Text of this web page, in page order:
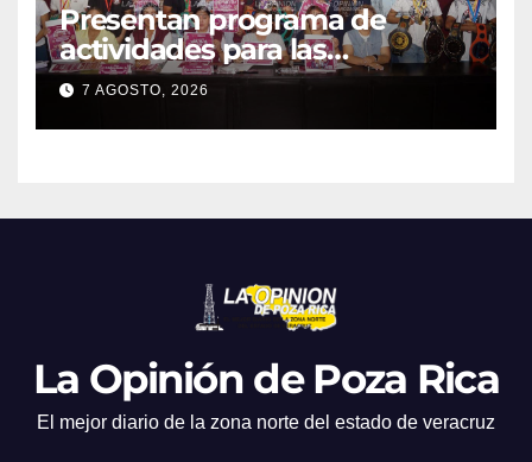
Presentan programa de
actividades para las
juventudes
7 AGOSTO, 2026
La Opinión de Poza Rica
El mejor diario de la zona norte del estado de veracruz